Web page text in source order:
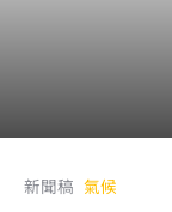
新聞稿 氣候